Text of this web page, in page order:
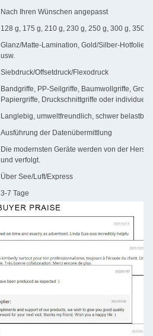
Nach Ihren Wünschen angepasst
128 g, 175 g, 210 g, 230 g, 250 g, 300 g, 350
Glanz/Matte-Lamination, Gold/Silber-Hotfolie,
usw.
Siebdruck/Offsetdruck/Flexodruck
Bandgriffe, PP-Seilgriffe, Baumwollgriffe,
Papiergriffe, Druckschnittgriffe oder individuell
Langlebig, umweltfreundlich, schwer
Ausführung der Datenübermittlung
Die modernsten Geräte werden von der
und verfolgt.
Über See/Luft/Express
3-7 Tage